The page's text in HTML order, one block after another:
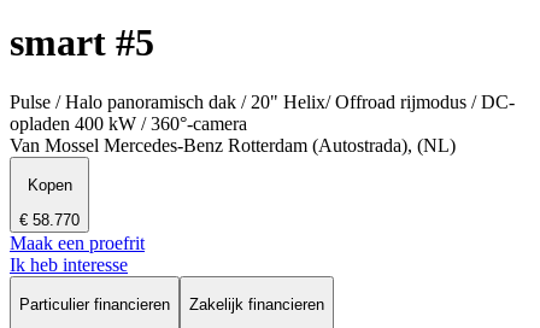
smart #5
Pulse / Halo panoramisch dak / 20" Helix/ Offroad rijmodus / DC-
opladen 400 kW / 360°-camera
Van Mossel Mercedes-Benz Rotterdam (Autostrada), (NL)
Kopen
€ 58.770
Maak een proefrit
Ik heb interesse
Particulier financieren
Zakelijk financieren